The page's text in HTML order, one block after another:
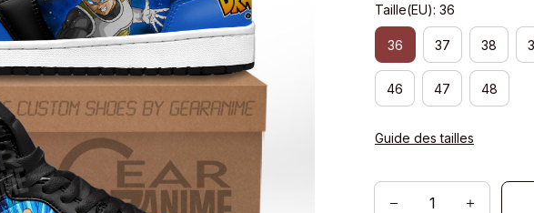
Taille(EU): 36
36 37 38
46 47 48
Guide des tailles